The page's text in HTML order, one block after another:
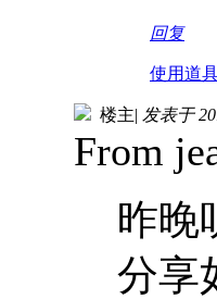
回复
使用道
楼主| 发表于
From
昨晚
分享